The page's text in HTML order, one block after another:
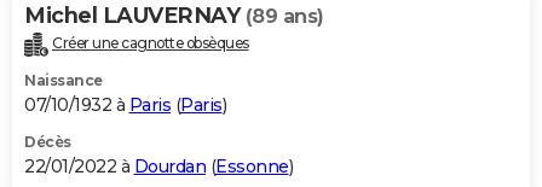
Carte de Noël
Carte Bonne année
Carte Saint-Valentin
Carte Pâques
Carte d'anniversaire
DICTIONNAIRE
Dictionnaire
Biographies
Citations
Expressions
Proverbes
PROGRAMME TV
S'inscrire
Se connecter
Lycées
Collèges
Primaires
Universités
Entreprises
Service militaire
Avis de recherche
AVIS DE DÉCÈS
Michel LAUVERNAY (89 ans)
Créer une cagnotte obsèques
Naissance
07/10/1932 à Paris (Paris)
Décès
22/01/2022 à Dourdan (Essonne)